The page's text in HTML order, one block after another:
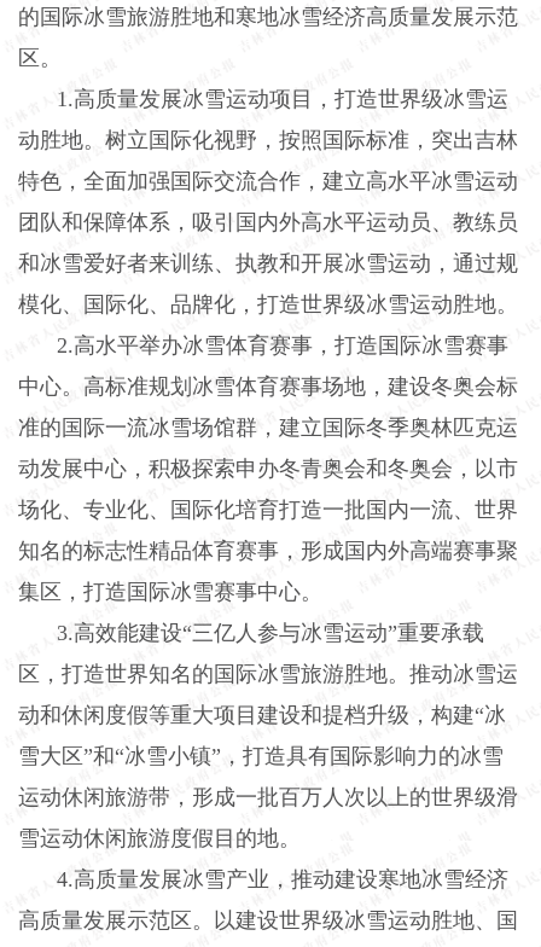
的国际冰雪旅游胜地和寒地冰雪经济高质量发展示范
区。
1.高质量发展冰雪运动项目，打造世界级冰雪运
动胜地。树立国际化视野，按照国际标准，突出吉林
特色，全面加强国际交流合作，建立高水平冰雪运动
团队和保障体系，吸引国内外高水平运动员、教练员
和冰雪爱好者来训练、执教和开展冰雪运动，通过规
模化、国际化、品牌化，打造世界级冰雪运动胜地。
2.高水平举办冰雪体育赛事，打造国际冰雪赛事
中心。高标准规划冰雪体育赛事场地，建设冬奥会标
准的国际一流冰雪场馆群，建立国际冬季奥林匹克运
动发展中心，积极探索申办冬青奥会和冬奥会，以市
场化、专业化、国际化培育打造一批国内一流、世界
知名的标志性精品体育赛事，形成国内外高端赛事聚
集区，打造国际冰雪赛事中心。
3.高效能建设“三亿人参与冰雪运动”重要承载
区，打造世界知名的国际冰雪旅游胜地。推动冰雪运
动和休闲度假等重大项目建设和提档升级，构建“冰
雪大区”和“冰雪小镇”，打造具有国际影响力的冰雪
运动休闲旅游带，形成一批百万人次以上的世界级滑
雪运动休闲旅游度假目的地。
4.高质量发展冰雪产业，推动建设寒地冰雪经济
高质量发展示范区。以建设世界级冰雪运动胜地、国